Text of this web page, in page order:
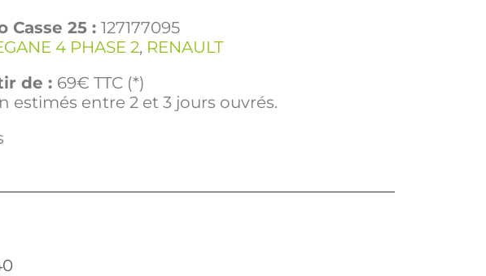
Casse 25 : 127177095
4 PHASE 2, RENAULT
de : 69€ TTC (*)
estimés entre 2 et 3 jours ouvrés.